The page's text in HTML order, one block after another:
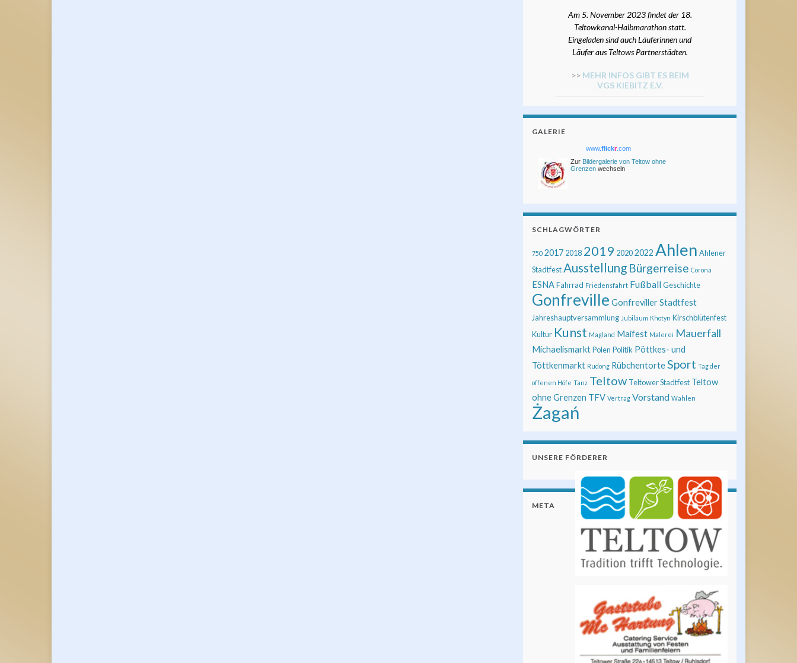
Am 5. November 2023 findet der 18.
Teltowkanal-Halbmarathon statt.
Eingeladen sind auch Läuferinnen und
Läufer aus Teltows Partnerstädten.
>> MEHR INFOS GIBT ES BEIM
VGS KIEBITZ E.V.
GALERIE
www.flickr.com
Zur Bildergalerie von Teltow ohne
Grenzen wechseln
SCHLAGWÖRTER
750 2017 2018 2019 20202022 Ahlen Ahlener
Stadtfest Ausstellung Bürgerreise Corona
ESNAFahrrad Friedensfahrt FußballGeschichte
Gonfreville Gonfreviller Stadtfest
Jahreshauptversammlung Jubiläum Khotyn Kirschblütenfest
Kultur Kunst Magland Maifest Malerei Mauerfall
MichaelismarktPolen Politik Pöttkes- und
Töttkenmarkt Rudong RübchentorteSport Tag der
offenen Höfe Tanz Teltow Teltower Stadtfest Teltow
ohne Grenzen TFV Vertrag Vorstand Wahlen
Żagań
UNSERE FÖRDERER
META